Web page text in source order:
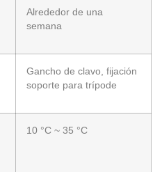
Alrededor de una
semana
Gancho de clavo, fijación
soporte para trípode
10 °C ~ 35 °C